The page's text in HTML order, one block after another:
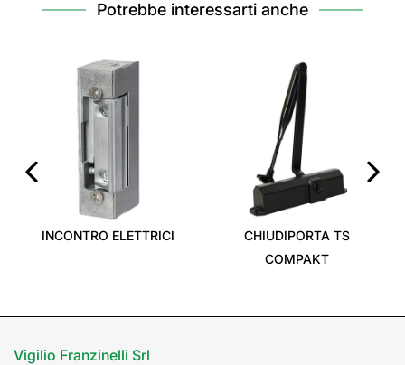
Potrebbe interessarti anche
INCONTRO ELETTRICI
CHIUDIPORTA TS
COMPAKT
Vigilio Franzinelli Srl